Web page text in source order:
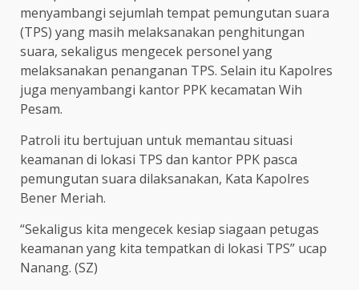
menyambangi sejumlah tempat pemungutan suara
(TPS) yang masih melaksanakan penghitungan
suara, sekaligus mengecek personel yang
melaksanakan penanganan TPS. Selain itu Kapolres
juga menyambangi kantor PPK kecamatan Wih
Pesam.
Patroli itu bertujuan untuk memantau situasi
keamanan di lokasi TPS dan kantor PPK pasca
pemungutan suara dilaksanakan, Kata Kapolres
Bener Meriah.
“Sekaligus kita mengecek kesiap siagaan petugas
keamanan yang kita tempatkan di lokasi TPS” ucap
Nanang. (SZ)